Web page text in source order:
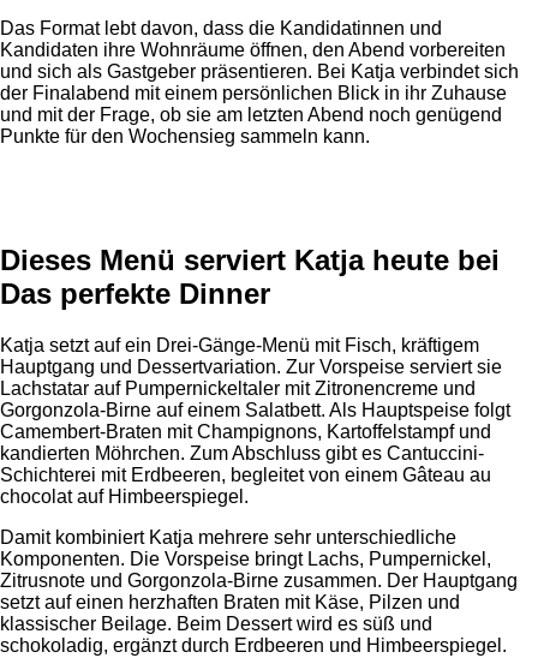
Das Format lebt davon, dass die Kandidatinnen und
Kandidaten ihre Wohnräume öffnen, den Abend vorbereiten
und sich als Gastgeber präsentieren. Bei Katja verbindet sich
der Finalabend mit einem persönlichen Blick in ihr Zuhause
und mit der Frage, ob sie am letzten Abend noch genügend
Punkte für den Wochensieg sammeln kann.
Dieses Menü serviert Katja heute bei
Das perfekte Dinner
Katja setzt auf ein Drei-Gänge-Menü mit Fisch, kräftigem
Hauptgang und Dessertvariation. Zur Vorspeise serviert sie
Lachstatar auf Pumpernickeltaler mit Zitronencreme und
Gorgonzola-Birne auf einem Salatbett. Als Hauptspeise folgt
Camembert-Braten mit Champignons, Kartoffelstampf und
kandierten Möhrchen. Zum Abschluss gibt es Cantuccini-
Schichterei mit Erdbeeren, begleitet von einem Gâteau au
chocolat auf Himbeerspiegel.
Damit kombiniert Katja mehrere sehr unterschiedliche
Komponenten. Die Vorspeise bringt Lachs, Pumpernickel,
Zitrusnote und Gorgonzola-Birne zusammen. Der Hauptgang
setzt auf einen herzhaften Braten mit Käse, Pilzen und
klassischer Beilage. Beim Dessert wird es süß und
schokoladig, ergänzt durch Erdbeeren und Himbeerspiegel.